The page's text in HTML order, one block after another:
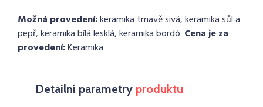
Možná provedení:keramika tmavě sivá, keramika sůl a
pepř, keramika bílá lesklá, keramika bordó. Cena je za
provedení:Keramika
Detailní parametry produktu